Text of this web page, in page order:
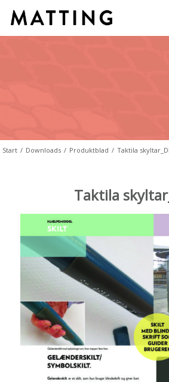
Start / Downloads / Produktblad / Taktila
Taktila